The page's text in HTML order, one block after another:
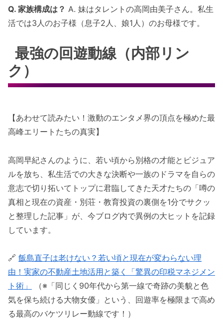
Q. 家族構成は？ A. 妹はタレントの高岡由美子さん。私生
活では3人のお子様（息子2人、娘1人）のお母様です。
最強の回遊動線（内部リン
ク）
【あわせて読みたい！激動のエンタメ界の頂点を極めた最
高峰エリートたちの真実】
高岡早紀さんのように、若い頃から別格の才能とビジュア
ルを放ち、私生活での大きな決断や一族のドラマを自らの
意志で切り拓いてトップに君臨してきた天才たちの「噂の
真相と現在の資産・別荘・教育投資の裏側を1分でサクッ
と整理した記事」が、今ブログ内で異例の大ヒットを記録
しています。
🔗 飯島直子は老けない？若い頃と現在が変わらない理
由！実家の不動産土地活用と築く「驚異の印税マネジメン
ト術」
（※「同じく90年代から第一線で奇跡の美貌と色
気を保ち続ける大物女優」という、回遊率を極限まで高め
る最高のバケツリレー動線です！）